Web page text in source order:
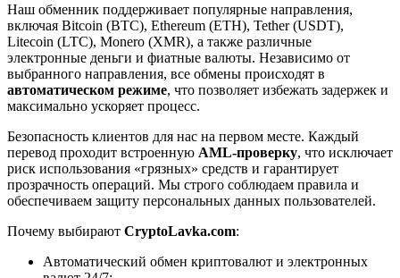
Наш обменник поддерживает популярные направления,
включая Bitcoin (BTC), Ethereum (ETH), Tether (USDT),
Litecoin (LTC), Monero (XMR), а также различные
электронные деньги и фиатные валюты. Независимо от
выбранного направления, все обмены происходят в
автоматическом режиме, что позволяет избежать задержек и
максимально ускоряет процесс.
Безопасность клиентов для нас на первом месте. Каждый
перевод проходит встроенную AML-проверку, что исключает
риск использования «грязных» средств и гарантирует
прозрачность операций. Мы строго соблюдаем правила и
обеспечиваем защиту персональных данных пользователей.
Почему выбирают CryptoLavka.com:
Автоматический обмен криптовалют и электронных